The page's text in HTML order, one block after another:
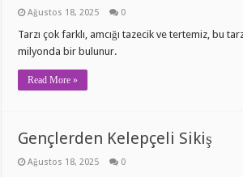
Ağustos 18, 2025 0
Tarzı çok farklı, amcığı tazecik ve tertemiz, bu
milyonda bir bulunur.
Read More »
Gençlerden Kelepçeli Sikiş
Ağustos 18, 2025 0